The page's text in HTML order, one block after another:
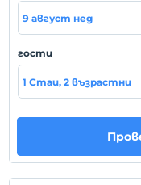
Нашият хотел се
(Синасос),
разглеждане на
архитектурни
9 август нед
гости
1 Стаи, 2 възрастни